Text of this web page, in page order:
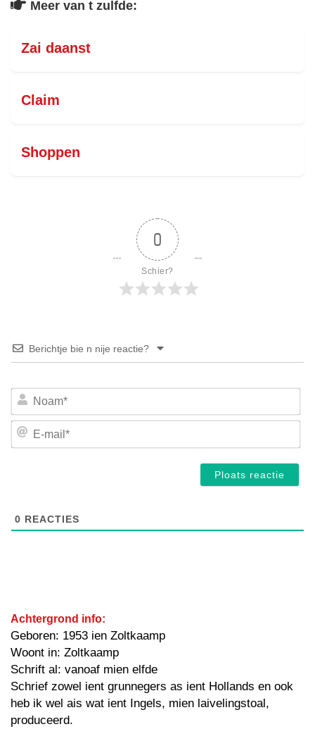
Meer van t zulfde:
Zai daanst
Claim
Shoppen
0
Schier?
Berichtje bie n nije reactie?
E-
0 REACTIES
Achtergrond info:
Geboren: 1953 ien Zoltkaamp
Woont in: Zoltkaamp
Schrift al: vanoaf mien elfde
Schrief zowel ient grunnegers as ient Hollands en ook
heb ik wel ais wat ient Ingels, mien laivelingstoal,
produceerd.